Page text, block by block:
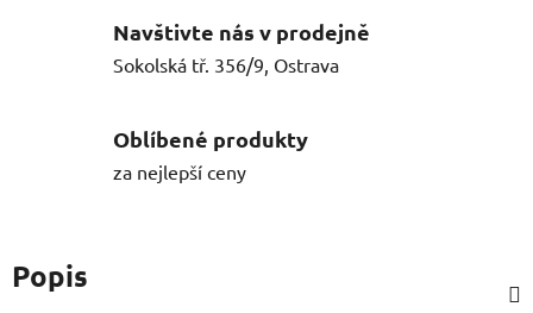
Navštivte nás v prodejně
Sokolská tř. 356/9, Ostrava
Oblíbené produkty
za nejlepší ceny
Popis